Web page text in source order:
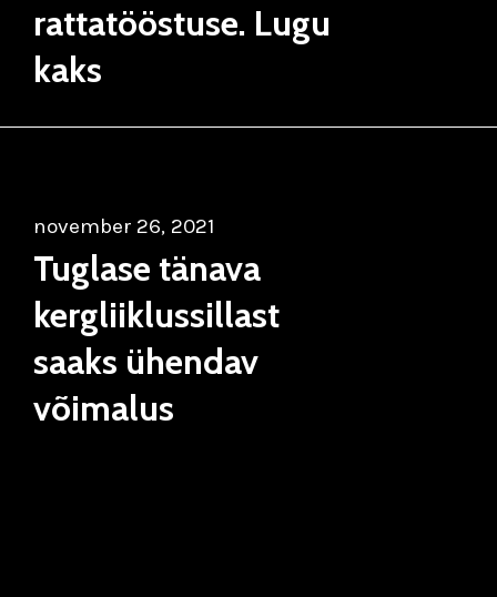
rattatööstuse. Lugu
kaks
november 26, 2021
Tuglase tänava
kergliiklussillast
saaks ühendav
võimalus